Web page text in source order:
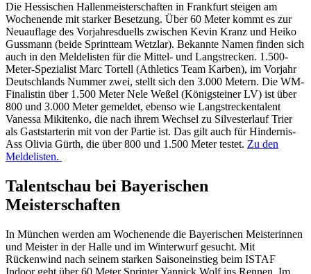
Die Hessischen Hallenmeisterschaften in Frankfurt steigen am
Wochenende mit starker Besetzung. Über 60 Meter kommt es zur
Neuauflage des Vorjahresduells zwischen Kevin Kranz und Heiko
Gussmann (beide Sprintteam Wetzlar). Bekannte Namen finden sich
auch in den Meldelisten für die Mittel- und Langstrecken. 1.500-
Meter-Spezialist Marc Tortell (Athletics Team Karben), im Vorjahr
Deutschlands Nummer zwei, stellt sich den 3.000 Metern. Die WM-
Finalistin über 1.500 Meter Nele Weßel (Königsteiner LV) ist über
800 und 3.000 Meter gemeldet, ebenso wie Langstreckentalent
Vanessa Mikitenko, die nach ihrem Wechsel zu Silvesterlauf Trier
als Gaststarterin mit von der Partie ist. Das gilt auch für Hindernis-
Ass Olivia Gürth, die über 800 und 1.500 Meter testet. Zu den
Meldelisten.
Talentschau bei Bayerischen
Meisterschaften
In München werden am Wochenende die Bayerischen Meisterinnen
und Meister in der Halle und im Winterwurf gesucht. Mit
Rückenwind nach seinem starken Saisoneinstieg beim ISTAF
Indoor geht über 60 Meter Sprinter Yannick Wolf ins Rennen. Im